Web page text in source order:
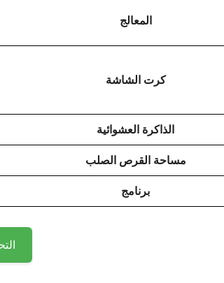
المعالج
كرت الشاشة
الذاكرة العشوائية
مساحة القرص الصلب
برنامج